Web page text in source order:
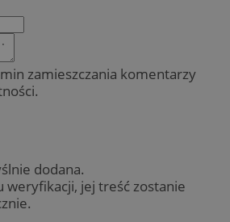
zamieszczania komentarzy
dodana.
weryfikacji, jej treść zostanie